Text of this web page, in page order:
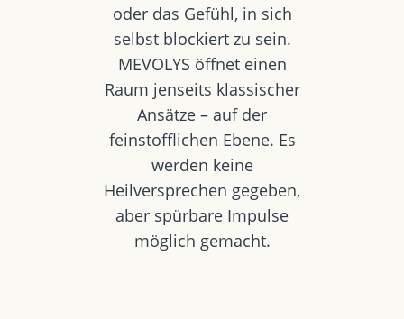
oder das Gefühl, in sich
selbst blockiert zu sein.
MEVOLYS öffnet einen
Raum jenseits klassischer
Ansätze – auf der
feinstofflichen Ebene. Es
werden keine
Heilversprechen gegeben,
aber spürbare Impulse
möglich gemacht.